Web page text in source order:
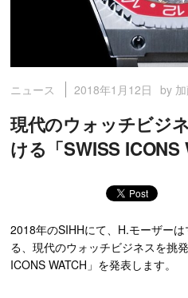
ニュース 2018年1月12日 by
現代のウォッチビジ
ける「SWISS ICONS
2018年のSIHHにて、H.モーザー
る、現代のウォッチビジネスを挑
ICONS WATCH」を発表します。